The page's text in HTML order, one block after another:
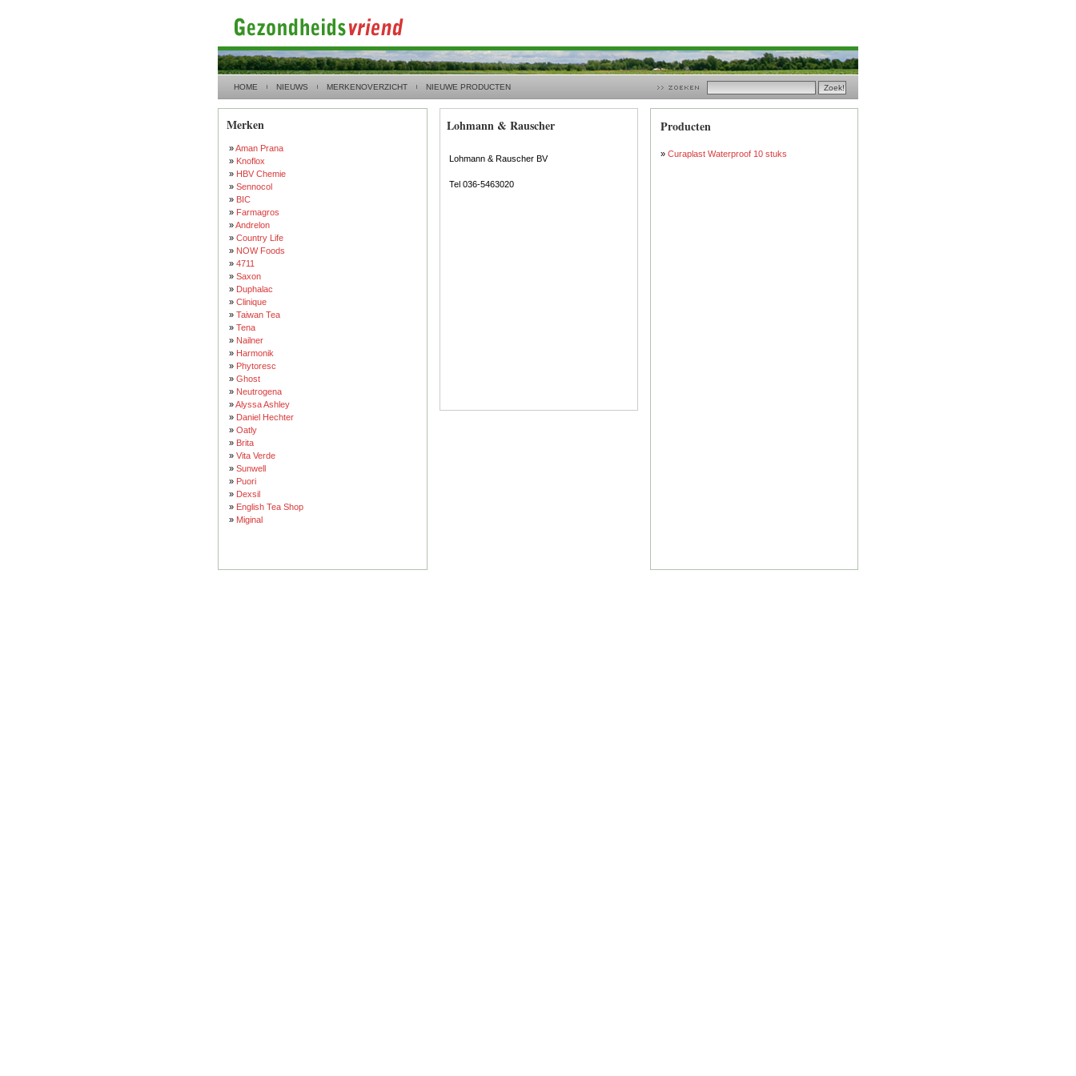
HOME NIEUWS MERKENOVERZICHT NIEUWE PRODUCTEN
Merken
»Aman Prana
» Knoflox
» HBV Chemie
» Sennocol
» BIC
» Farmagros
»Andrelon
» Country Life
» NOW Foods
» 4711
» Saxon
» Duphalac
» Clinique
» Taiwan Tea
» Tena
» Nailner
» Harmonik
» Phytoresc
» Ghost
» Neutrogena
»Alyssa Ashley
» Daniel Hechter
» Oatly
» Brita
» Vita Verde
» Sunwell
» Puori
» Dexsil
» English Tea Shop
» Miginal
Lohmann & Rauscher
Lohmann & Rauscher BV
Tel 036-5463020
Producten
» Curaplast Waterproof 10 stuks